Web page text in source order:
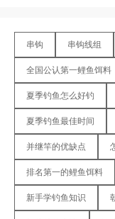
串钩 串钩线组
全国公认第一鲤鱼饵料
夏季钓鱼怎么好钓
夏季钓鱼最佳时间
并继竿的优缺点
排名第一的鲤鱼饵料
新手学钓鱼知识